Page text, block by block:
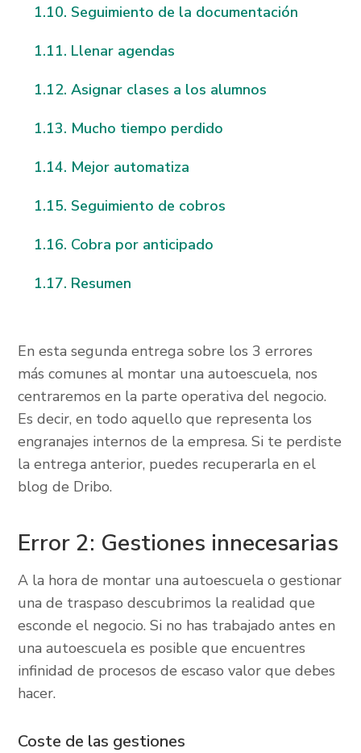
Seguimiento de la documentación
Llenar agendas
Asignar clases a los alumnos
Mucho tiempo perdido
Mejor automatiza
Seguimiento de cobros
Cobra por anticipado
Resumen
En esta segunda entrega sobre los 3 errores
más comunes al montar una autoescuela, nos
centraremos en la parte operativa del negocio.
Es decir, en todo aquello que representa los
engranajes internos de la empresa. Si te perdiste
la entrega anterior, puedes recuperarla en el
blog de Dribo.
Error 2: Gestiones innecesarias
A la hora de montar una autoescuela o gestionar
una de traspaso descubrimos la realidad que
esconde el negocio. Si no has trabajado antes en
una autoescuela es posible que encuentres
infinidad de procesos de escaso valor que debes
hacer.
Coste de las gestiones